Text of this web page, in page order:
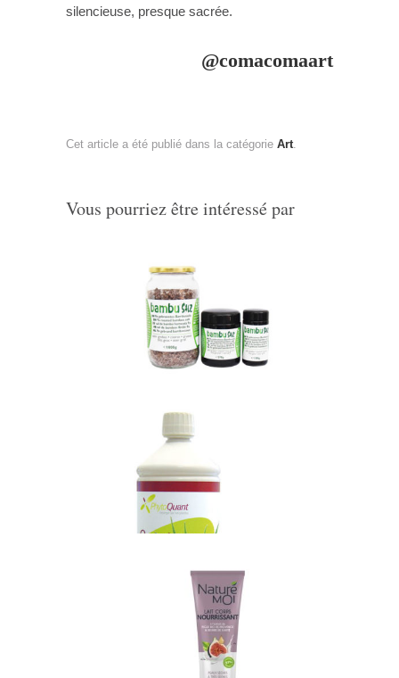
silencieuse, presque sacrée.
@comacomaart
Cet article a été publié dans la catégorie Art.
Vous pourriez être intéressé par